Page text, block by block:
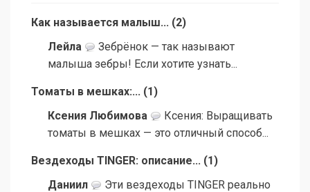
Как называется малыш... (2)
Лейла
Зебрёнок — так называют
малыша зебры! Если хотите узнать...
Томаты в мешках:... (1)
Ксения Любимова
Ксения: Выращивать
томаты в мешках — это отличный способ...
Вездеходы TINGER: описание... (1)
Даниил
Эти вездеходы TINGER реально